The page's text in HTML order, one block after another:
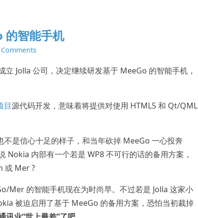
的智能手机
Comments
Jolla 公司，决定继续研发基于 MeeGo 的智能手机，
目源代码开发，意味着将提供对使用 HTML5 和 Qt/QML
是信心十足的样子，和当年砍掉 MeeGo 一心投奔
Nokia 内部有一个若是 WP8 不可行的话的备用方案，
或 Mer ?
Mer 的智能手机现在为时尚早。不过若是 Jolla 这家小
被迫启用了基于 MeeGo 的备用方案，恐怕当初裁掉